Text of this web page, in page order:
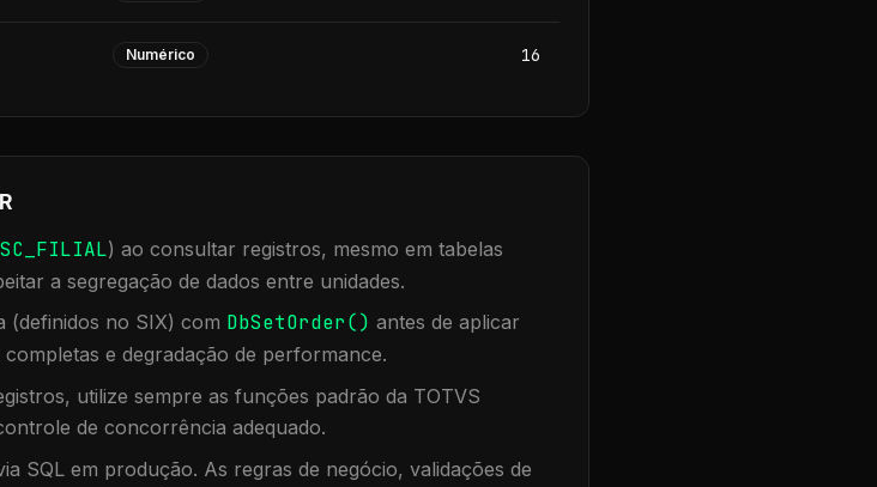
Numérico 16
SC_FILIAL) ao consultar registros, mesmo em tabelas
a segregação de dados entre unidades.
(definidos no SIX) com DbSetOrder() antes de aplicar
e degradação de performance.
utilize sempre as funções padrão da TOTVS
de concorrência adequado.
SQL em produção. As regras de negócio, validações de